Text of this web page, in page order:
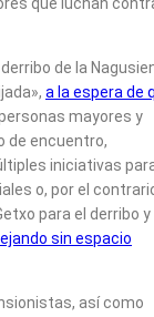
que luchan
de la
a la espera de
mayores y
de encuentro,
iniciativas
o, por el
para el derribo y
sin espacio
así como